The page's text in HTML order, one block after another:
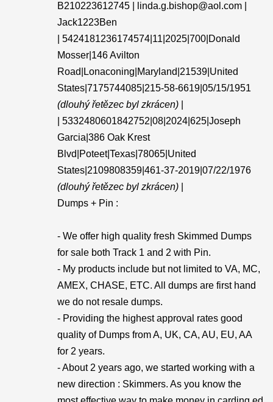
B210223612745 | linda.g.bishop@aol.com |
Jack1223Ben
| 5424181236174574|11|2025|700|Donald
Mosser|146 Avilton
Road|Lonaconing|Maryland|21539|United
States|7175744085|215-58-6619|05/15/1951
(dlouhý řetězec byl zkrácen)
| 5332480601842752|08|2024|625|Joseph
Garcia|386 Oak Krest
Blvd|Poteet|Texas|78065|United
States|2109808359|461-37-2019|07/22/1976
(dlouhý řetězec byl zkrácen)
Dumps + Pin :
- We offer high quality fresh Skimmed Dumps
for sale both Track 1 and 2 with Pin.
- My products include but not limited to VA, MC,
AMEX, CHASE, ETC. All dumps are first hand
we do not resale dumps.
- Providing the highest approval rates good
quality of Dumps from A, UK, CA, AU, EU, AA
for 2 years.
- About 2 years ago, we started working with a
new direction : Skimmers. As you know the